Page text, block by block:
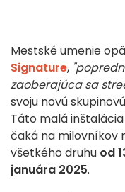
Mestské umenie
Signature,
zaoberajúca sa
svoju novú
Táto malá
čaká na milovníkov
všetkého druhu od
januára 2025.